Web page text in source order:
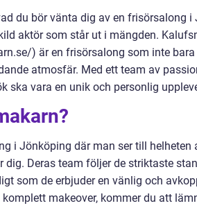
du bör vänta dig av en frisörsalong
aktör som står ut i mängden.
) är en frisörsalong som inte
atmosfär. Med ett team av
ska vara en unik och personlig
i Jönköping där man ser till
Deras team följer de striktaste
som de erbjuder en vänlig och
makeover, kommer du att